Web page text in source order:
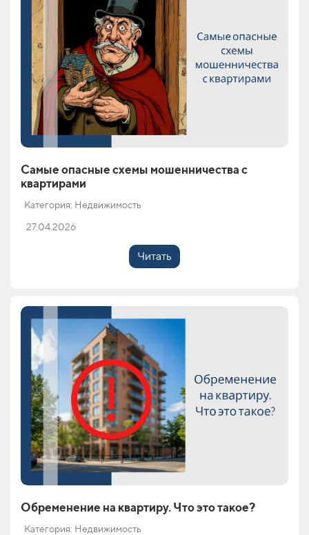
Самые опасные схемы мошенничества с
квартирами
Категория: Недвижимость
27.04.2026
Читать
Обременение на квартиру. Что это такое?
Категория: Недвижимость